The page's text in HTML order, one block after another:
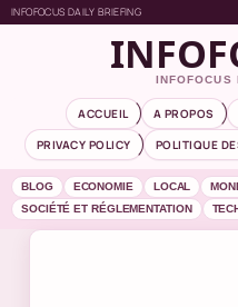
INFOFOCUS DAILY BRIEFING
INFOFOCUS
ACCUEIL A PROPOS
PRIVACY POLICY
POLITIQUE
BLOG ECONOMIE LOCAL
SOCIÉTÉ ET RÉGLEMENTATION